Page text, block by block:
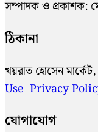
সম্পাদক ও প্রকাশক:
ঠিকানা
খয়রাত হোসেন
Use Privacy
যোগাযোগ